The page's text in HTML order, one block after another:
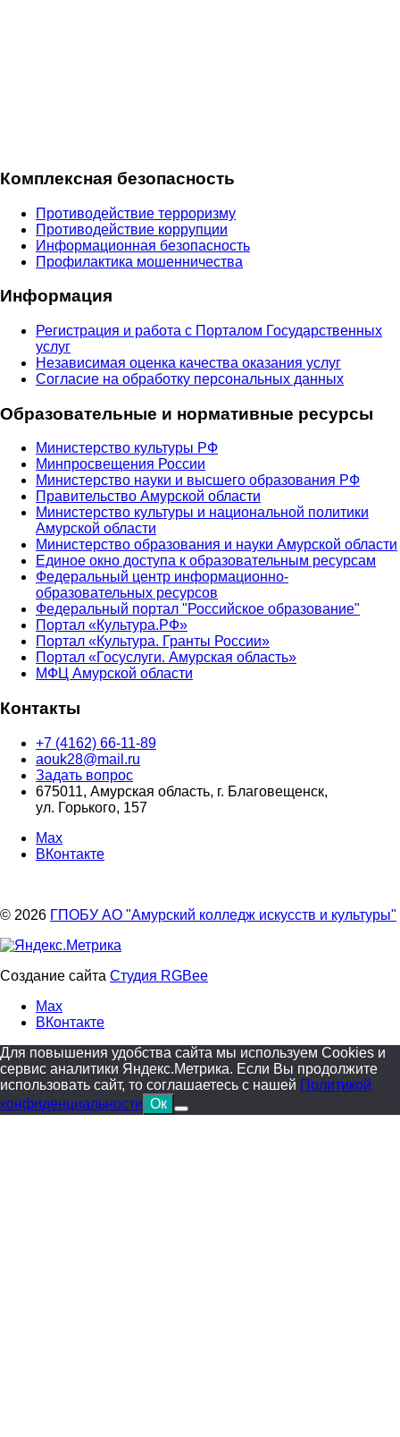
Комплексная безопасность
Противодействие терроризму
Противодействие коррупции
Информационная безопасность
Профилактика мошенничества
Информация
Регистрация и работа с Порталом Государственных
услуг
Независимая оценка качества оказания услуг
Согласие на обработку персональных данных
Образовательные и нормативные ресурсы
Министерство культуры РФ
Минпросвещения России
Министерство науки и высшего образования РФ
Правительство Амурской области
Министерство культуры и национальной политики
Амурской области
Министерство образования и науки Амурской области
Единое окно доступа к образовательным ресурсам
Федеральный центр информационно-
образовательных ресурсов
Федеральный портал "Российское образование"
Портал «Культура.РФ»
Портал «Культура. Гранты России»
Портал «Госуслуги. Амурская область»
МФЦ Амурской области
Контакты
+7 (4162) 66-11-89
aouk28@mail.ru
Задать вопрос
675011, Амурская область, г. Благовещенск,
ул. Горького, 157
Max
ВКонтакте
© 2026 ГПОБУ АО "Амурский колледж искусств и культуры"
Создание сайта Студия RGBee
Max
ВКонтакте
Для повышения удобства сайта мы используем Cookies и
сервис аналитики Яндекс.Метрика. Если Вы продолжите
использовать сайт, то соглашаетесь с нашей Политикой
конфиденциальности Ок